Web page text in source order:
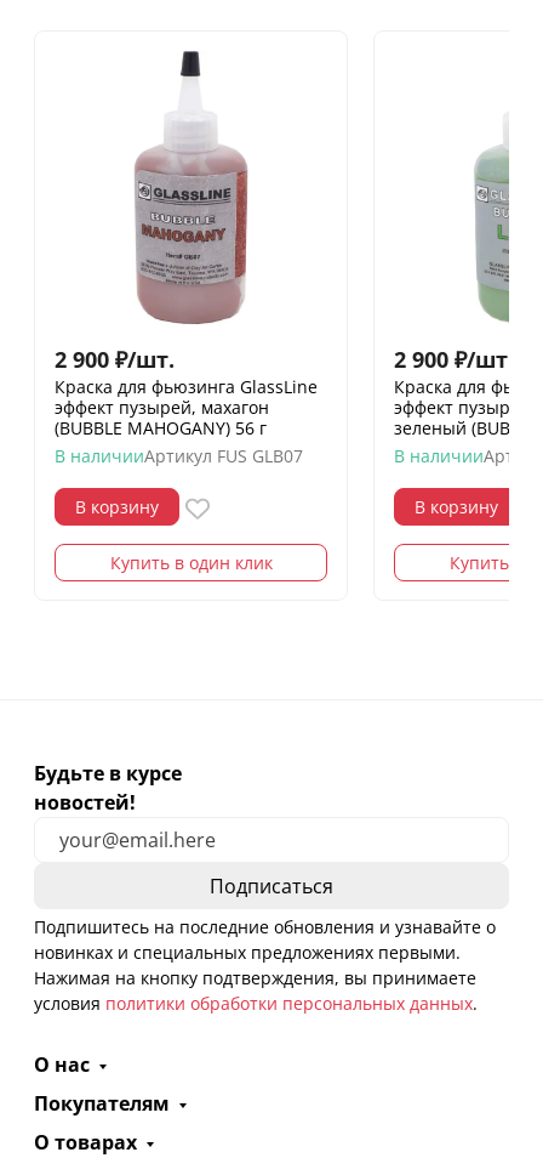
2 900 ₽/шт.
Краска для фьюзинга GlassLine
эффект пузырей, махагон
(BUBBLE MAHOGANY) 56 г
В наличииАртикул FUS GLB07
В корзину
Купить в один клик
2 900 ₽/шт.
Краска для
эффект пузырей,
зеленый (BUBBLE
В наличии
В корзину
Купить в
Будьте в курсе
новостей!
Подпишитесь на последние обновления и узнавайте о
новинках и специальных предложениях первыми.
Нажимая на кнопку подтверждения, вы принимаете
условия политики обработки персональных данных.
О нас
Покупателям
О товарах